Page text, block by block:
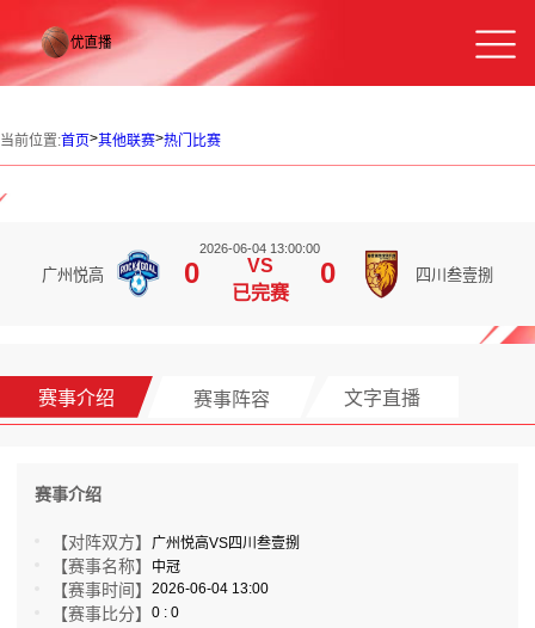
当前位置:首页>其他联赛>热门比赛
广州悦高 0
2026-06-04 13:00:00
VS
已完赛
0 四川叁壹捌
赛事介绍 赛事阵容 文字直播
赛事介绍
【对阵双方】 广州悦高VS四川叁壹捌
【赛事名称】 中冠
【赛事时间】2026-06-04 13:00
【赛事比分】0 : 0